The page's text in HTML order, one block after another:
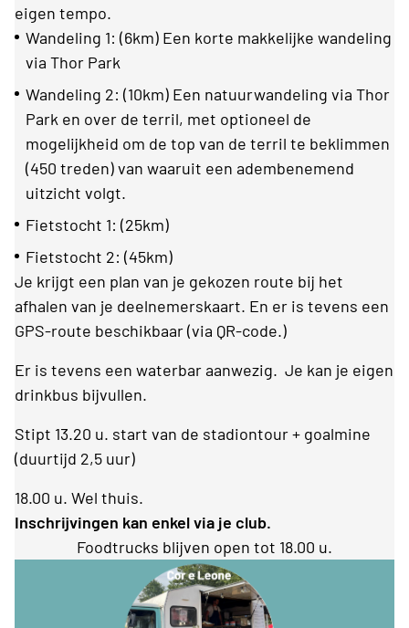
eigen tempo.
Wandeling 1: (6km) Een korte makkelijke wandeling
via Thor Park
Wandeling 2: (10km) Een natuurwandeling via Thor
Park en over de terril, met optioneel de
mogelijkheid om de top van de terril te beklimmen
(450 treden) van waaruit een adembenemend
uitzicht volgt.
Fietstocht 1: (25km)
Fietstocht 2: (45km)
Je krijgt een plan van je gekozen route bij het
afhalen van je deelnemerskaart. En er is tevens een
GPS-route beschikbaar (via QR-code.)
Er is tevens een waterbar aanwezig. Je kan je eigen
drinkbus bijvullen.
Stipt 13.20 u. start van de stadiontour + goalmine
(duurtijd 2,5 uur)
18.00 u. Wel thuis.
Inschrijvingen kan enkel via je club.
Foodtrucks blijven open tot 18.00 u.